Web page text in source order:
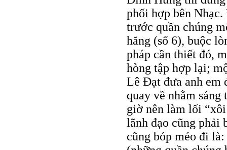
phối hợp bên
trước quần chúng
hăng (số 6), buộc
pháp cần thiết đó,
hòng tập hợp lại;
Lê Đạt đưa anh em
quay về nhằm
giờ nên làm lối
lãnh đạo cũng phải
cũng bóp méo đi